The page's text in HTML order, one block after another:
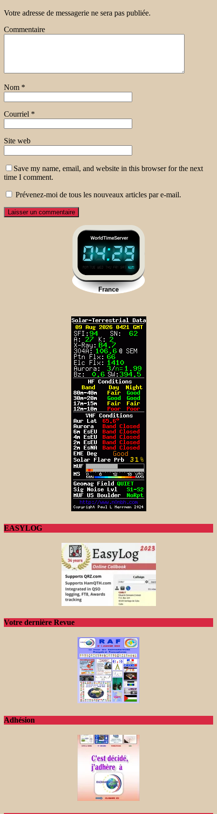
Votre adresse de messagerie ne sera pas publiée.
Commentaire
Nom *
Courriel *
Site web
Save my name, email, and website in this browser for the next
time I comment.
Prévenez-moi de tous les nouveaux articles par e-mail.
EASYLOG
Votre dernière Revue
Adhésion